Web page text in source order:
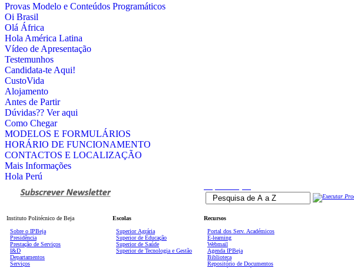
Provas Modelo e Conteúdos Programáticos
Oi Brasil
Olá África
Hola América Latina
Vídeo de Apresentação
Testemunhos
Candidata-te Aqui!
CustoVida
Alojamento
Antes de Partir
Dúvidas?? Ver aqui
Como Chegar
MODELOS E FORMULÁRIOS
HORÁRIO DE FUNCIONAMENTO
CONTACTOS E LOCALIZAÇÃO
Mais Informações
Hola Perú
Instituto Politécnico de Beja
Sobre o IPBeja
Presidência
Prestação de Serviços
I&D
Departamentos
Serviços
Escolas
Superior Agrária
Superior de Educação
Superior de Saúde
Superior de Tecnologia e Gestão
Recursos
Portal dos Serv. Académicos
E-learning
Webmail
Agenda IPBeja
Biblioteca
Repositório de Documentos